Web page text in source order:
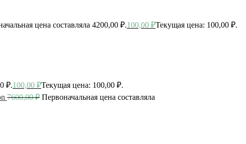
цена составляла 4200,00 ₽.100,00 ₽Текущая цена: 100,00 ₽.
₽.100,00 ₽Текущая цена: 100,00 ₽.
7600,00₽ Первоначальная цена составляла